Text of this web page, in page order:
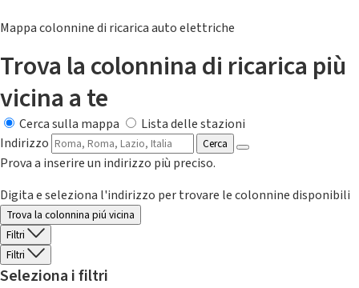
Mappa colonnine di ricarica auto elettriche
Trova la colonnina di ricarica più
vicina a te
Cerca sulla mappa
Lista delle stazioni
Indirizzo
Cerca
Prova a inserire un indirizzo più preciso.
Digita e seleziona l'indirizzo per trovare le colonnine disponibili
Trova la colonnina piú vicina
Filtri
Filtri
Seleziona i filtri